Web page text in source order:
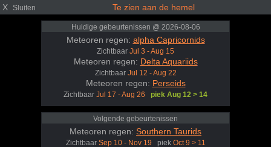
X Sluiten Te zien aan de hemel
Huidige gebeurtenissen @ 2026-08-06
Meteoren regen: alpha Capricornids
Zichtbaar Jul 3 - Aug 15
Meteoren regen: Delta Aquariids
Zichtbaar Jul 12 - Aug 22
Meteoren regen: Perseids
Zichtbaar Jul 17 - Aug 26 piek Aug 12 > 14
Volgende gebeurtenissen
Meteoren regen: Southern Taurids
Zichtbaar Sep 10 - Nov 19 piek Oct 9 > 11